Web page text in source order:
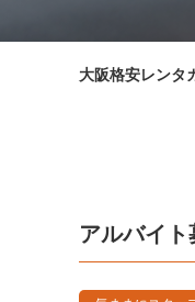
大阪格安レンタ
アルバイト